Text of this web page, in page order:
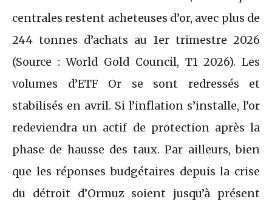
centrales restent acheteuses d’or, avec plus de
244 tonnes d’achats au 1er trimestre 2026
(Source : World Gold Council, T1 2026). Les
volumes d’ETF Or se sont redressés et
stabilisés en avril. Si l’inflation s’installe, l’or
redeviendra un actif de protection après la
phase de hausse des taux. Par ailleurs, bien
que les réponses budgétaires depuis la crise
du détroit d’Ormuz soient jusqu’à présent